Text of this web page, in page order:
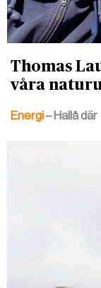
Thomas
våra
Energi– Hallå där